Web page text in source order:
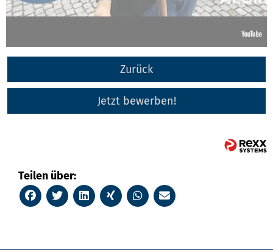
Zurück
Jetzt bewerben!
Teilen über: